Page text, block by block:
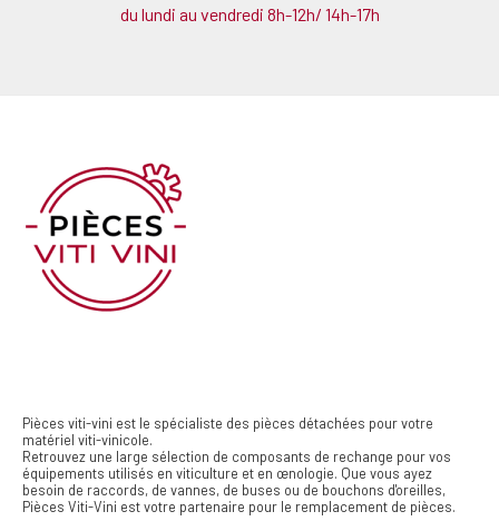
du lundi au vendredi 8h-12h/ 14h-17h
Pièces viti-vini est le spécialiste des pièces détachées pour votre
matériel viti-vinicole.
Retrouvez une large sélection de composants de rechange pour vos
équipements utilisés en viticulture et en œnologie. Que vous ayez
besoin de raccords, de vannes, de buses ou de bouchons d'oreilles,
Pièces Viti-Vini est votre partenaire pour le remplacement de pièces.